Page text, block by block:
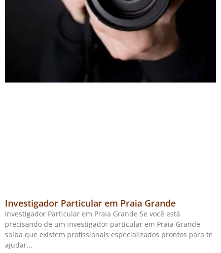
Investigador Particular em Praia Grande
Investigador Particular em Praia Grande Se você está
precisando de um investigador particular em Praia Grande,
saiba que existem profissionais especializados prontos para te
ajudar